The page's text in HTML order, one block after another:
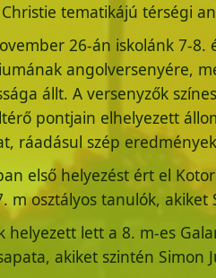
tematikájú térségi
26-án iskolánk 7-
angolversenyére,
állt. A versenyzők
pontjain elhelyezett
ráadásul szép
első helyezést ért el
m osztályos tanulók,
helyezett lett a 8. m-es
akiket szintén Simon